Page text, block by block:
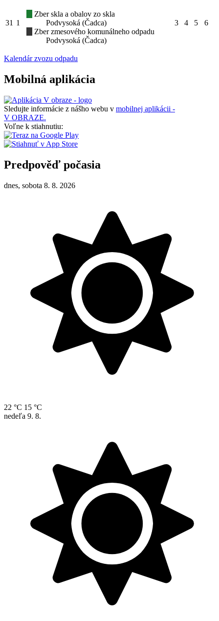
31 1
Zber skla a obalov zo skla
Podvysoká (Čadca)
Zber zmesového komunálneho odpadu
Podvysoká (Čadca)
3 4 5 6
Kalendár zvozu odpadu
Mobilná aplikácia
Sledujte informácie z nášho webu v mobilnej aplikácii -
V OBRAZE.
Voľne k stiahnutiu:
Predpověď počasia
dnes, sobota 8. 8. 2026
22 °C 15 °C
nedeľa 9. 8.